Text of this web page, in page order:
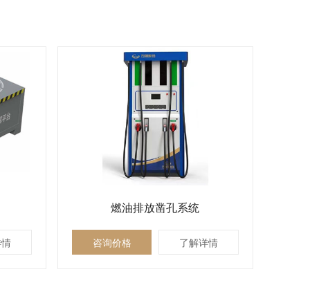
燃油排放凿孔系统
咨询价格 了解详情